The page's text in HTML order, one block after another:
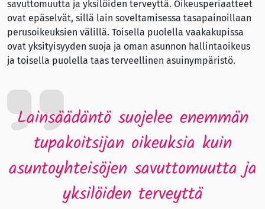
savuttomuutta ja yksilöiden terveyttä. Oikeusperiaatteet
ovat epäselvät, sillä lain soveltamisessa tasapainoillaan
perusoikeuksien välillä. Toisella puolella vaakakupissa
ovat yksityisyyden suoja ja oman asunnon hallintaoikeus
ja toisella puolella taas terveellinen asuinympäristö.
Lainsäädäntö suojelee enemmän
tupakoitsijan oikeuksia kuin
asuntoyhteisöjen savuttomuutta ja
yksilöiden terveyttä